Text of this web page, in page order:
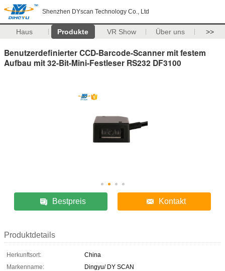
Shenzhen DYscan Technology Co., Ltd
Haus Produkte VR Show Über uns >>
Benutzerdefinierter CCD-Barcode-Scanner mit festem
Aufbau mit 32-Bit-Mini-Festleser RS232 DF3100
Bestpreis Kontakt
Produktdetails
Herkunftsort:
China
Markenname:
Dingyu/ DY SCAN